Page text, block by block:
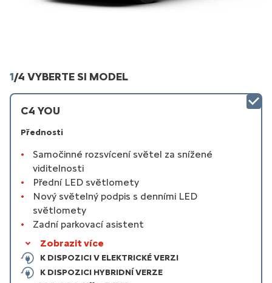
1/4 VYBERTE SI MODEL
C4 YOU
Přednosti
Samočinné rozsvícení světel za snížené
viditelnosti
Přední LED světlomety
Nový světelný podpis s denními LED
světlomety
Zadní parkovací asistent
Zobrazit více
K DISPOZICI V ELEKTRICKÉ VERZI
K DISPOZICI HYBRIDNÍ VERZE